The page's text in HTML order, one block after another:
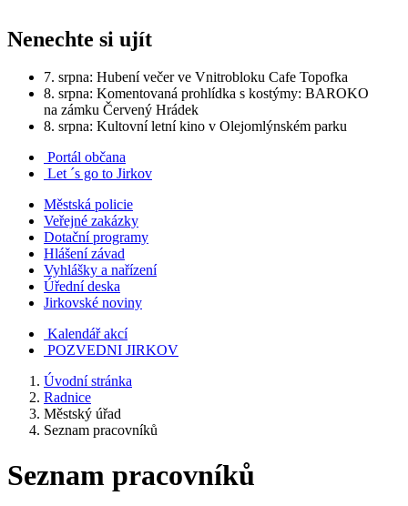
Nenechte si ujít
7. srpna: Hubení večer ve Vnitrobloku Cafe Topofka
8. srpna: Komentovaná prohlídka s kostýmy: BAROKO
na zámku Červený Hrádek
8. srpna: Kultovní letní kino v Olejomlýnském parku
Portál občana
Let ´s go to Jirkov
Městská policie
Veřejné zakázky
Dotační programy
Hlášení závad
Vyhlášky a nařízení
Úřední deska
Jirkovské noviny
Kalendář akcí
POZVEDNI JIRKOV
Úvodní stránka
Radnice
Městský úřad
Seznam pracovníků
Seznam pracovníků